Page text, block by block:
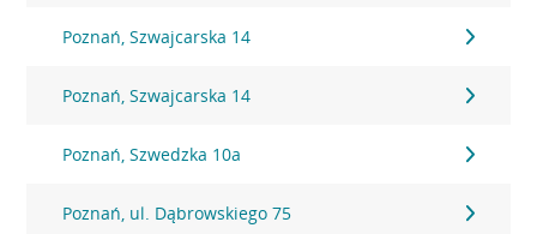
Poznań, Szwajcarska 14
Poznań, Szwajcarska 14
Poznań, Szwedzka 10a
Poznań, ul. Dąbrowskiego 75